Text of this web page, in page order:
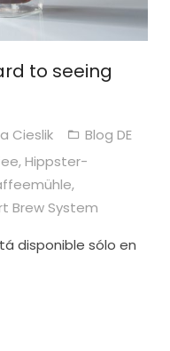
to seeing
Cieslik
Blog DE
,Hippster-
,
Brew System
disponible sólo en